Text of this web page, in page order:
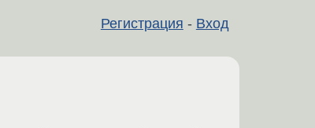
Регистрация - Вход